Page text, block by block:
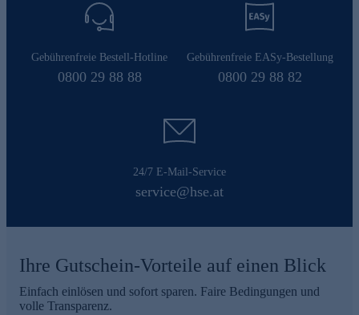
Gebührenfreie Bestell-Hotline
0800 29 88 88
Gebührenfreie EASy-Bestellung
0800 29 88 82
24/7 E-Mail-Service
service@hse.at
Ihre Gutschein-Vorteile auf einen Blick
Einfach einlösen und sofort sparen. Faire Bedingungen und
volle Transparenz.